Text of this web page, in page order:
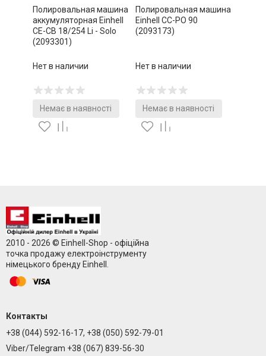
Полировальная машина
аккумуляторная Einhell
CE-CB 18/254 Li - Solo
(2093301)
Нет в наличии
Немає в наявності
Полировальная машина
Einhell CC-PO 90
(2093173)
Нет в наличии
Немає в наявності
2010 - 2026 © Einhell-Shop - офіційна
точка продажу електроінструменту
німецького бренду Einhell.
Контакты
+38 (044) 592-16-17, +38 (050) 592-79-01
Viber/Telegram +38 (067) 839-56-30